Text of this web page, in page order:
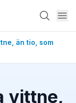
än tio, som
vittne,